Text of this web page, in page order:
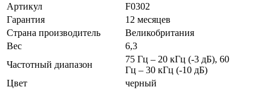
Артикул
F0302
Гарантия
12 месяцев
Страна производитель
Великобритания
Вес
6,3
Частотный диапазон
75 Гц – 20 кГц (-3 дБ), 60
Гц – 30 кГц (-10 дБ)
Цвет
черный